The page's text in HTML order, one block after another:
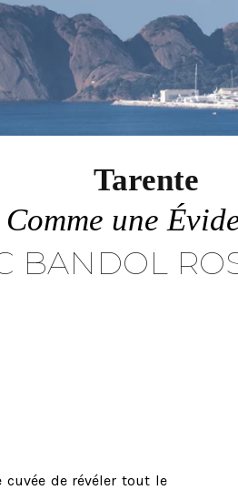
Tarente
Comme une
BANDOL
de révéler tout le